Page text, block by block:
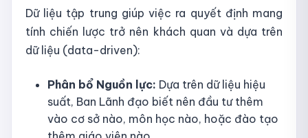
Dữ liệu tập trung giúp việc ra quyết định mang
tính chiến lược trở nên khách quan và dựa trên
dữ liệu (data-driven):
Phân bổ Nguồn lực: Dựa trên dữ liệu hiệu
suất, Ban Lãnh đạo biết nên đầu tư thêm
vào cơ sở nào, môn học nào, hoặc đào tạo